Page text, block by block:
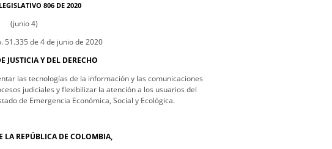
806 DE 2020
(junio 4)
51.335 de 4 de junio de 2020
JUSTICIA Y DEL DERECHO
las tecnologías de la información y las comunicaciones
judiciales y flexibilizar la atención a los usuarios del
de Emergencia Económica, Social y Ecológica.
LA REPÚBLICA DE COLOMBIA,